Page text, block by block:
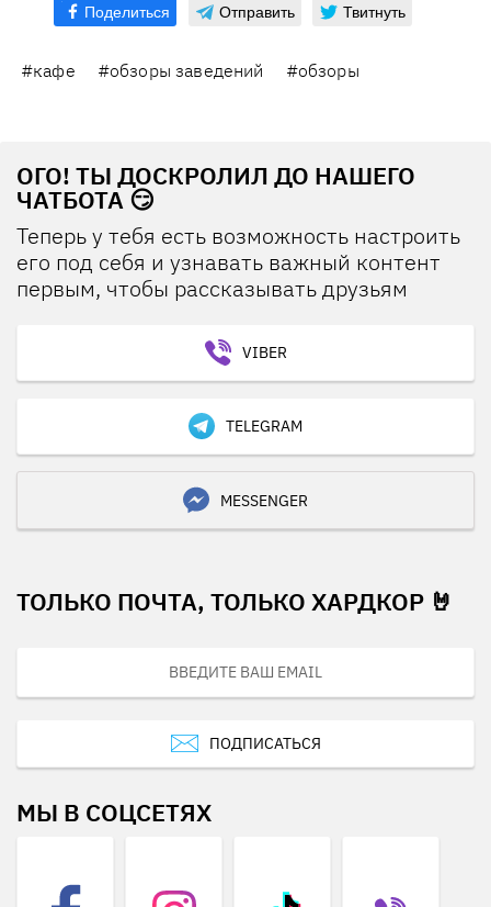
Поделиться Отправить Твитнуть
#кафе #обзоры заведений #обзоры
ОГО! ТЫ ДОСКРОЛИЛ ДО НАШЕГО
ЧАТБОТА 😏
Теперь у тебя есть возможность настроить
его под себя и узнавать важный контент
первым, чтобы рассказывать друзьям
VIBER
TELEGRAM
MESSENGER
ТОЛЬКО ПОЧТА, ТОЛЬКО ХАРДКОР 🤘
ПОДПИСАТЬСЯ
МЫ В СОЦСЕТЯХ